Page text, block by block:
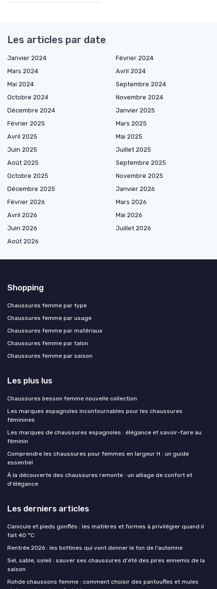
Les articles par date
Janvier 2024
Février 2024
Mars 2024
Avril 2024
Mai 2024
Septembre 2024
Octobre 2024
Novembre 2024
Décembre 2024
Janvier 2025
Février 2025
Mars 2025
Avril 2025
Mai 2025
Juin 2025
Juillet 2025
Août 2025
Septembre 2025
Octobre 2025
Novembre 2025
Décembre 2025
Janvier 2026
Février 2026
Mars 2026
Avril 2026
Mai 2026
Juin 2026
Juillet 2026
Août 2026
Shopping
Chaussures femme par type
Chaussures femme par usage
Chaussures femme par matériaux
Chaussures femme par talon
Chaussures femme par saison
Les plus lus
Chaussures besson femme nouvelle collection
Les marques espagnoles incontournables pour les chaussures
féminines
Les marques de chaussures espagnoles : élégance et savoir-faire au
féminin
Comprendre les chaussures pour femmes en largeur H : un guide
essentiel
À la découverte des chaussures remonte : un alliage de confort et
d'élégance
Les derniers articles
Canicule et pieds gonflés : les matières et formes à privilégier quand il
fait 40 °C
Rentrée 2026 : les bottines qui vont donner le ton de l'automne
Sel, sable, soleil : sauver ses chaussures d'été des pires ennemis de la
saison
Rohde chaussons femme : comment choisir des pantoufles et mules